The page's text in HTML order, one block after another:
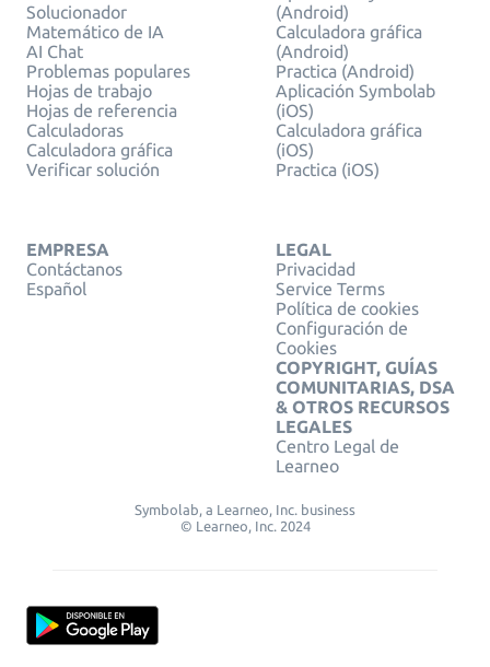
Solucionador
Matemático de IA
AI Chat
Problemas populares
Hojas de trabajo
Hojas de referencia
Calculadoras
Calculadora gráfica
Verificar solución
(Android)
Calculadora gráfica
(Android)
Practica (Android)
Aplicación Symbolab
(iOS)
Calculadora gráfica
(iOS)
Practica (iOS)
EMPRESA
Contáctanos
Español
LEGAL
Privacidad
Service Terms
Política de cookies
Configuración de
Cookies
COPYRIGHT, GUÍAS
COMUNITARIAS, DSA
& OTROS RECURSOS
LEGALES
Centro Legal de
Learneo
Symbolab, a Learneo, Inc. business
© Learneo, Inc. 2024